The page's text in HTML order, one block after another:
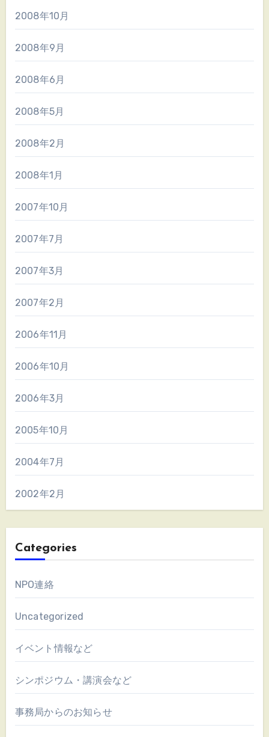
2008年10月
2008年9月
2008年6月
2008年5月
2008年2月
2008年1月
2007年10月
2007年7月
2007年3月
2007年2月
2006年11月
2006年10月
2006年3月
2005年10月
2004年7月
2002年2月
Categories
NPO連絡
Uncategorized
イベント情報など
シンポジウム・講演会など
事務局からのお知らせ